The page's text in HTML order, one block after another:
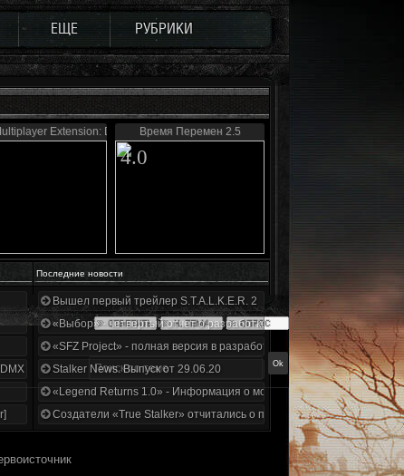
ЕЩЕ РУБРИКИ
Extension: DefenceВремя Перемен 2.5
4.0
Последние новости
1.3.5.ООП.МА.К.
Вышел первый трейлер S.T.A.L.K.E.R. 2
«Выбор» - четвертый отчет о разработке!
«SFZ Project» - полная версия в разработке!
Stalker News. Выпуск от 29.06.20
«Legend Returns 1.0» - Информация о моде за июнь 2020
Создатели «True Stalker» отчитались о проделанной работе